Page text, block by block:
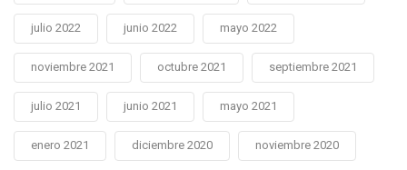
julio 2022 junio 2022 mayo 2022
noviembre 2021 octubre 2021 septiembre 2021
julio 2021 junio 2021 mayo 2021
enero 2021 diciembre 2020 noviembre 2020